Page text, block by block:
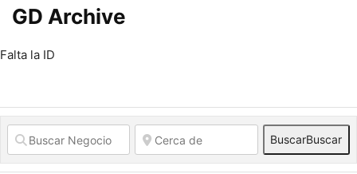
GD Archive
Falta la ID
BuscarBuscar